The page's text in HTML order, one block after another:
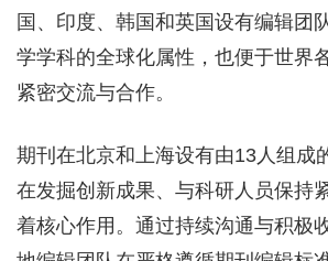
国、印度、韩国和英国设有编辑团
学学科的全球化属性，也便于世界
紧密交流与合作。
期刊在北京和上海设有由13人组成
在发掘创新成果、与科研人员保持
着核心作用。通过持续沟通与积极